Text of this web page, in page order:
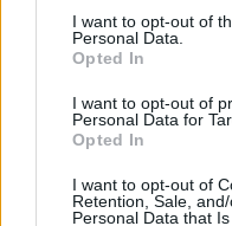
consent section.
I want to opt-out of
Personal Data.
Opted In
I want to opt-out of
Personal Data for
Opted In
I want to opt-out of
Retention, Sale,
Personal Data that
Τι λένε οι ειδικοί
Σύμφωνα με τον